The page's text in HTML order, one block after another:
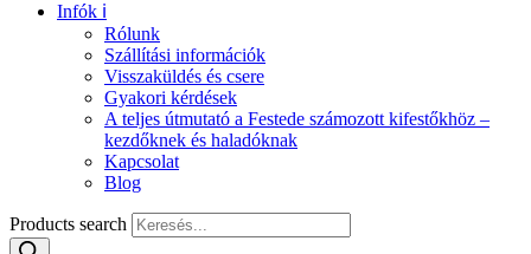
Infók ℹ️
Rólunk
Szállítási információk
Visszaküldés és csere
Gyakori kérdések
A teljes útmutató a Festede számozott kifestőkhöz –
kezdőknek és haladóknak
Kapcsolat
Blog
Products search